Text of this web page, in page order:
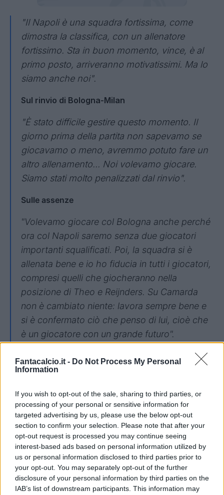
Fantacalcio.it - Do Not Process My Personal
Information
If you wish to opt-out of the sale, sharing to third parties, or
processing of your personal or sensitive information for
targeted advertising by us, please use the below opt-out
section to confirm your selection. Please note that after your
opt-out request is processed you may continue seeing
interest-based ads based on personal information utilized by
us or personal information disclosed to third parties prior to
your opt-out. You may separately opt-out of the further
disclosure of your personal information by third parties on the
IAB’s list of downstream participants. This information may
"Il Napoli è una squadra fortissima, come
dimostra la classifica, con un allenatore
fortissimo. Sta in buon momento, vince, è al
primo posto, arriveranno motivatissimi. Ma lo
siamo anche noi".
Sul rinvio di Bologna-Milan
"È stato difficile gestire questo momento. Il
giorno prima della partita non sapevamo se
giocavamo o meno, avremmo potuto fare un
altro allenamento... Noi volevamo giocare.
Siamo stati molto penalizzati dal rinvio".
Sulle assenze
"Volevamo giocare col Bologna anche perché
ora col Napoli saremo senza due giocatori
importanti squalificati. Poi, la squadra si è
allenata bene e io ho fiducia in tutti i giocatori,
compresi quelli che giocheranno nella
posizione di Theo e Reijnders. Su Camarda
non è cambiato niente: lavora sempre bene e
si è confermato ciò che penso di lui, cioè che
è un giocatore con un grande futuro".
Su Leao
curiosità su Leao. Lui ha lavorato bene come
sempre: non è un problema, non è un caso.
Sono sicuro che tornerà presto ad essere
quello che lui sa di essere e quello che tutti ci
aspettiamo che sia. Non voglio dire se
giocherà domani.Cosa non sta funzionando
con Leao? Che l'allenatore non lo sta facendo
giocare, perché se lo facessi giocare non ci